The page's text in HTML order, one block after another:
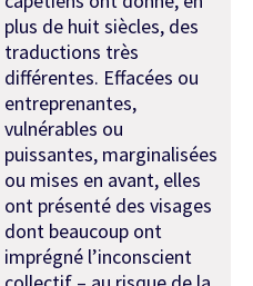
plus de huit siècles, des
traductions très
différentes. Effacées ou
entreprenantes,
vulnérables ou
puissantes, marginalisées
ou mises en avant, elles
ont présenté des visages
dont beaucoup ont
imprégné l’inconscient